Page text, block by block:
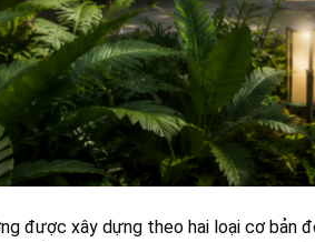
được xây dựng theo hai loại cơ bản